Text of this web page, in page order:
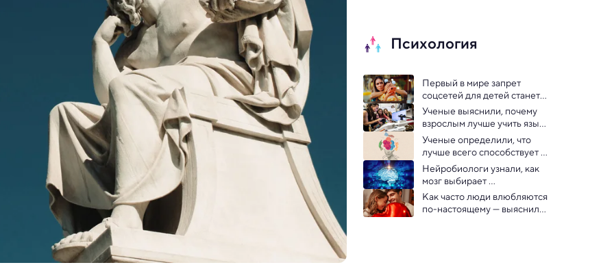
Психология
Первый в мире запрет
соцсетей для детей станет
естественным
экспериментом для ученых
Ученые выяснили, почему
взрослым лучше учить язык
на слух
Ученые определили, что
лучше всего способствует
запоминанию информации
Нейробиологи узнали, как
мозг выбирает
приоритетную информацию
для обработки
Как часто люди влюбляются
по-настоящему — выяснили